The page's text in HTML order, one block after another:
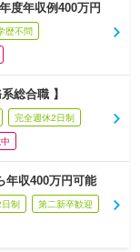
度年収例400万円
歴不問
総合職 】
完全週休2日制
収400万円可能
制 第二新卒歓迎